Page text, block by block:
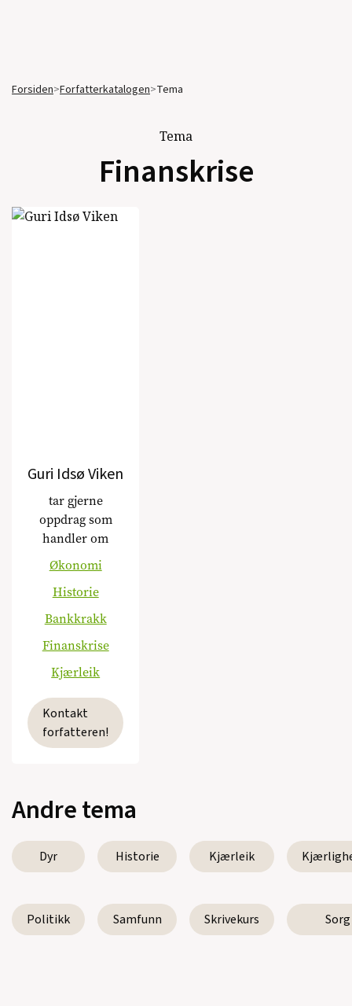
Forsiden>Forfatterkatalogen>Tema
Tema
Finanskrise
Guri Idsø Viken
tar gjerne
oppdrag som
handler om
Økonomi
Historie
Bankkrakk
Finanskrise
Kjærleik
Kontakt
forfatteren!
Andre tema
Dyr Historie Kjærleik
Politikk Samfunn Skrivekurs Sorg